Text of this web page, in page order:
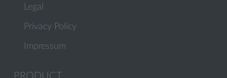
Legal
Privacy Policy
Impressum
PRODUCT